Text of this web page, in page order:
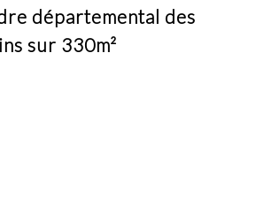
départemental des
sur 330m²